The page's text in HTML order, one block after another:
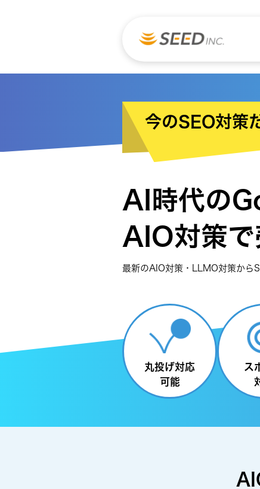
今のSEO対策
AI時代の
AIO対策で
最新のAIO対策・LLMO対策から
丸投げ対応
可能
ス